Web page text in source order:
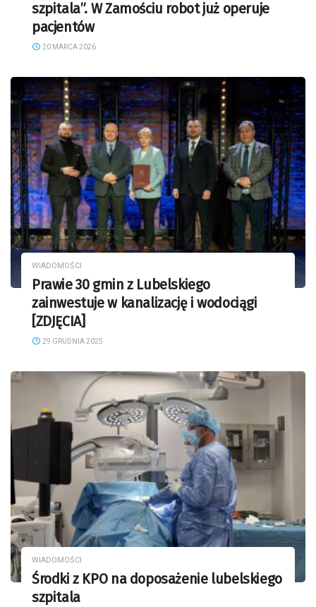
szpitala”. W Zamościu robot już operuje
pacjentów
20 MARCA 2026
WIADOMOŚCI
Prawie 30 gmin z Lubelskiego
zainwestuje w kanalizację i wodociągi
[ZDJĘCIA]
29 GRUDNIA 2025
WIADOMOŚCI
Środki z KPO na doposażenie lubelskiego
szpitala